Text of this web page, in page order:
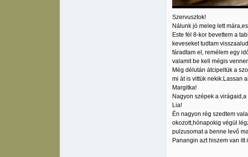
Szervusztok!
Nálunk jó meleg lett
Este fél 8-kor bevettem a
keveseket tudtam
fáradtam el, remélem egy
valamit be kell mégis
Még délután átcipeltük a
mi át is vittük nekik.Lassan
Margitka!
Nagyon szépek a
Lia!
Én nagyon rég szedtem
okozott,hónapokig végül
pulzusomat a benne levő
Panangin azt hiszem van itt